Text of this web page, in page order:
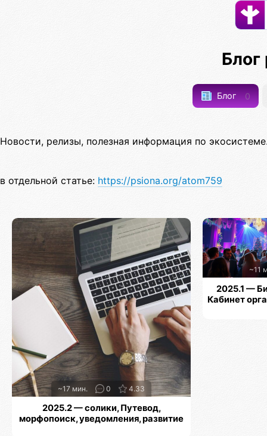
Блог
Блог 0
Новости, релизы, полезная информация по
в отдельной статье: https://psiona.org/atom759
~17 мин. 0 4.33
2025.2 — солики, Путевод,
морфопоиск, уведомления, развитие
~11
2025.1 —
Кабинет